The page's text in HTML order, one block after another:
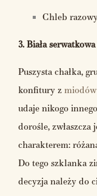
Chleb
3. Biała
Puszysta chałka,
konfitury z
udaje nikogo
dorośle,
charakterem:
Do tego szklanka
decyzja należy do